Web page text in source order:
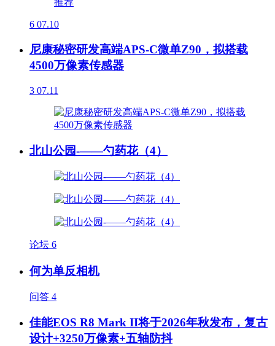
6 07.10
尼康秘密研发高端APS-C微单Z90，拟搭载
4500万像素传感器
3 07.11
北山公园-——勺药花（4）
论坛 6
何为单反相机
问答 4
佳能EOS R8 Mark II将于2026年秋发布，复古
设计+3250万像素+五轴防抖